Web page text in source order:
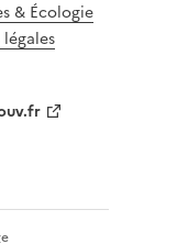
& Écologie